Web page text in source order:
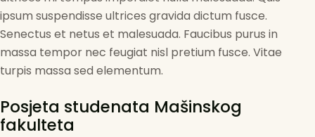
ipsum suspendisse ultrices gravida dictum fusce.
Senectus et netus et malesuada. Faucibus purus in
massa tempor nec feugiat nisl pretium fusce. Vitae
turpis massa sed elementum.
Posjeta studenata Mašinskog
fakulteta